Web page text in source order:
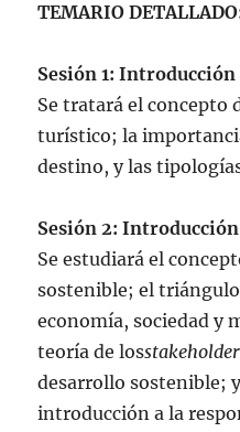
TEMARIO
Sesión 1:Introducción
Se tratará el concepto
turístico; la
destino, y las
Sesión 2:
Se estudiará el
sostenible; el
economía, sociedad y
teoría de los
desarrollo sostenible;
introducción a la